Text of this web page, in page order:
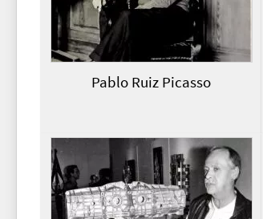
Pablo Ruiz Picasso